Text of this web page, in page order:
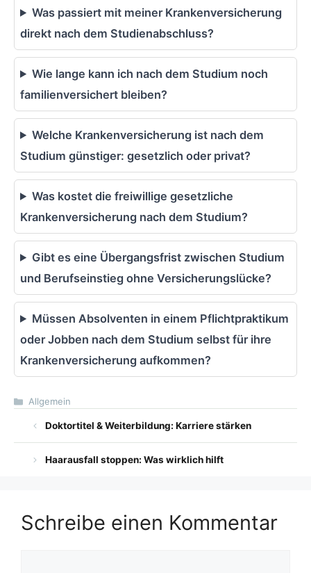
Was passiert mit meiner Krankenversicherung
direkt nach dem Studienabschluss?
Wie lange kann ich nach dem Studium noch
familienversichert bleiben?
Welche Krankenversicherung ist nach dem
Studium günstiger: gesetzlich oder privat?
Was kostet die freiwillige gesetzliche
Krankenversicherung nach dem Studium?
Gibt es eine Übergangsfrist zwischen Studium
und Berufseinstieg ohne Versicherungslücke?
Müssen Absolventen in einem Pflichtpraktikum
oder Jobben nach dem Studium selbst für ihre
Krankenversicherung aufkommen?
Kategorien
Allgemein
Doktortitel & Weiterbildung: Karriere stärken
Haarausfall stoppen: Was wirklich hilft
Schreibe einen Kommentar